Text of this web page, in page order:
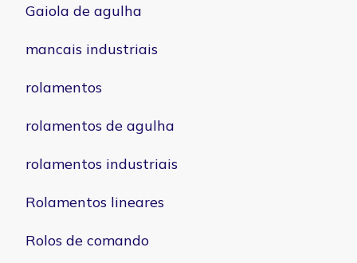
Gaiola de agulha
mancais industriais
rolamentos
rolamentos de agulha
rolamentos industriais
Rolamentos lineares
Rolos de comando